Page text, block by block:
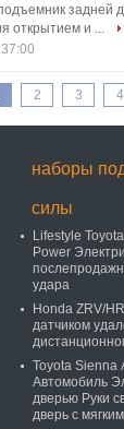
задней
открытием и ...
2 3 4
наборы
силы
Lifestyle
Power
удара
Honda ZRV/
датчиком
Toyota Sienna
Автомобиль
дверью Руки
дверь с